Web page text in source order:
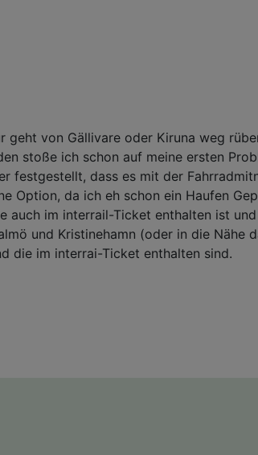
geht von Gällivare oder Kiruna weg
stoße ich schon auf meine ersten
festgestellt, dass es mit der
Option, da ich eh schon ein Haufen
auch im interrail-Ticket enthalten ist
und Kristinehamn (oder in die Nähe
die im interrai-Ticket enthalten sind.